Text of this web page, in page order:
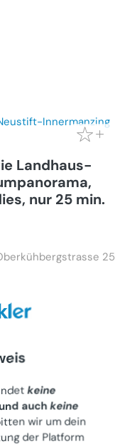
Landhaus-
nur 25 min.
25
mit
keine
auchkeine
wir um dein
der Platform